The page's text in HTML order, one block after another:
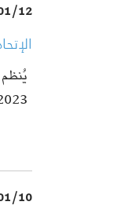
12
2023
10